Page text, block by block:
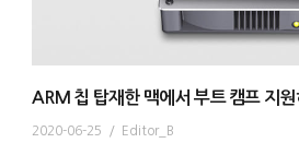
ARM 칩 탑재한 맥에서 부트 캠프 지
2020-06-25 / Editor_B